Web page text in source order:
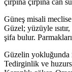
çırpına çırpına can
Güneş misali
Güzel; yüzüyle
şifa bulur.
Güzelin yokluğunda
Tedirginlik ve